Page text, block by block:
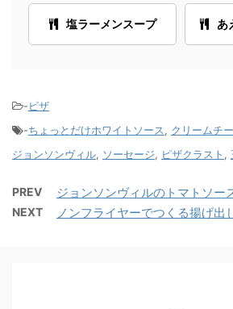
塩ラーメンスープ あ
-ピザ
-ちょっとだけホワイトソース, クリームチ
ジョンソンヴィル, ソーセージ, ピザクラスト ,
PREV ジョンソンヴィルのトマトソー
NEXT ノンフライヤーでつくる揚げ出